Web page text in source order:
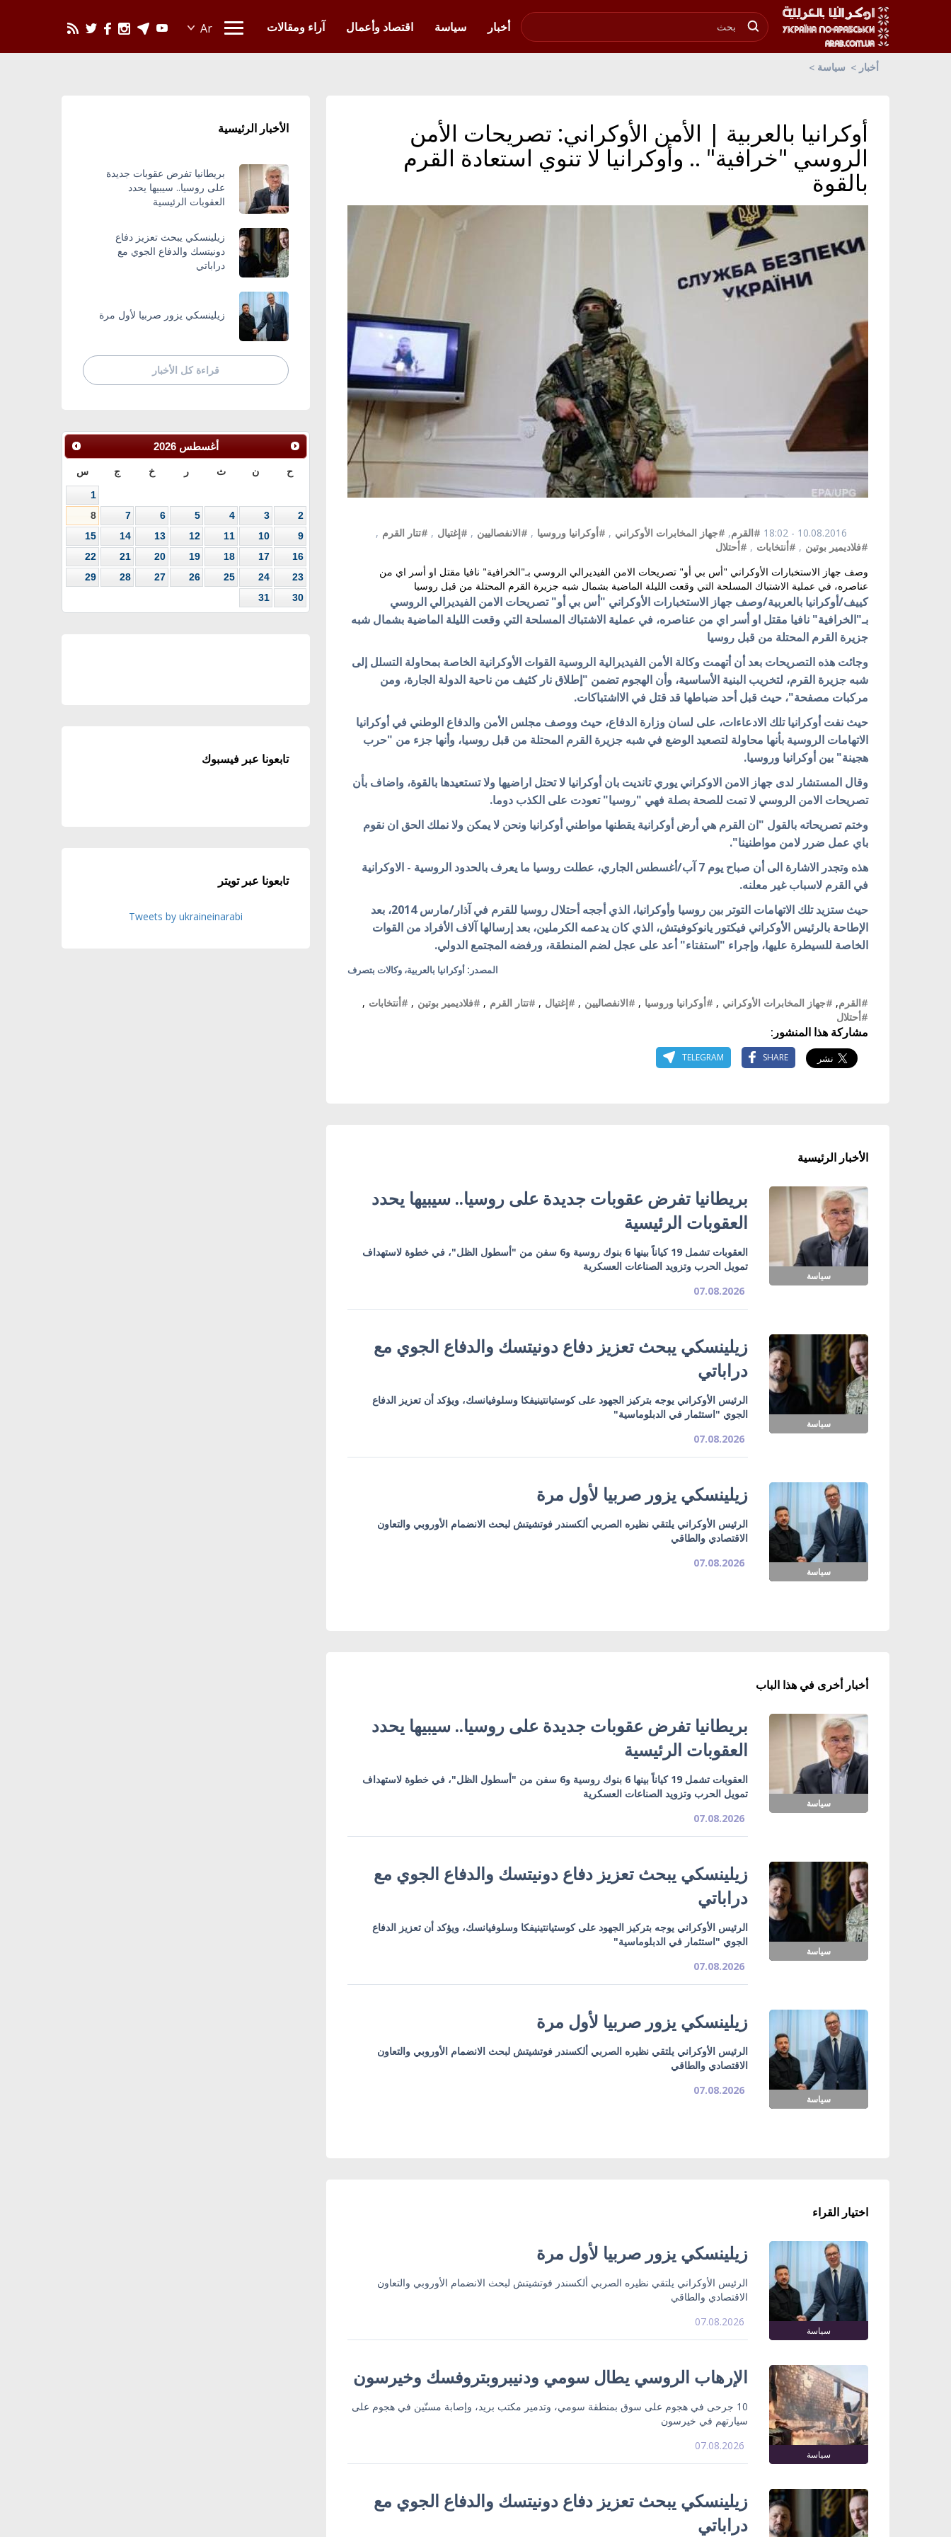
أخبار
سياسة اقتصاد وأعمال آراء ومقالات
أخبار سياسة
أوكرانيا بالعربية | الأمن الأوكراني: تصريحات الأمن
الروسي "خرافية" .. وأوكرانيا لا تنوي استعادة القرم
بالقوة
10.08.2016 - 18:02 #القرم, #جهاز المخابرات الأوكراني , #أوكرانيا وروسيا , #الانفصاليين , #إغتيال , #تتار القرم ,
#فلاديمير بوتين , #أنتخابات , #أحتلال
وصف جهاز الاستخبارات الأوكراني "أس بي أو" تصريحات الامن الفيديرالي الروسي بـ"الخرافية" نافيا مقتل او أسر اي من
عناصره، في عملية الاشتباك المسلحة التي وقعت الليلة الماضية بشمال شبه جزيرة القرم المحتلة من قبل روسيا
كييف/أوكرانيا بالعربية/وصف جهاز الاستخبارات الأوكراني "أس بي أو" تصريحات الامن الفيديرالي الروسي
بـ"الخرافية" نافيا مقتل او أسر اي من عناصره، في عملية الاشتباك المسلحة التي وقعت الليلة الماضية بشمال شبه
جزيرة القرم المحتلة من قبل روسيا
وجائت هذه التصريحات بعد أن أتهمت وكالة الأمن الفيديرالية الروسية القوات الأوكرانية الخاصة بمحاولة التسلل إلى
شبه جزيرة القرم، لتخريب البنية الأساسية، وأن الهجوم تضمن "إطلاق نار كثيف من ناحية الدولة الجارة، ومن
مركبات مصفحة"، حيث قبلأحد ضباطها قد قتل في الااشتباكات.
حيث نفت أوكرانيا تلك الادعاءات، على لسان وزارة الدفاع، حيث ووصف مجلس الأمن والدفاع الوطني في أوكرانيا
الاتهامات الروسية بأنها محاولة لتصعيد الوضع في شبه جزيرة القرم المحتلة من قبل روسيا، وأنها جزء من "حرب
هجينة" بين أوكرانيا وروسيا.
وقال المستشار لدى جهاز الامن الاوكراني يوري تانديت بان أوكرانيا لا تحتل اراضيها ولا تستعيدها بالقوة، واضاف بأن
تصريحات الامن الروسي لا تمت للصحة بصلة فهي "روسيا" تعودت على الكذب دوما.
وختم تصريحاته بالقول "ان القرم هي أرض أوكرانية يقطنها مواطني أوكرانيا ونحن لا يمكن ولا نملك الحق ان نقوم
باي عمل ضرر لامن مواطنينا".
هذه وتجدر الاشارة الى أن صباح يوم 7 آب/أغسطس الجاري، عطلت روسيا ما يعرف بالحدود الروسية - الاوكرانية
في القرم لاسباب غير معلنه.
حيث ستزيد تلك الاتهامات التوتر بين روسيا وأوكرانيا، الذي أججه أحتلال روسيا للقرم في آذار/مارس 2014، بعد
الإطاحة بالرئيس الأوكراني فيكتور يانوكوفيتش، الذي كان يدعمه الكرملين، بعد إرسالها آلاف الأفراد من القوات
الخاصة للسيطرة عليها، وإجراء "استفتاء" أعد على عجل لضم المنطقة، ورفضه المجتمع الدولي.
المصدر: أوكرانيا بالعربية، وكالات بتصرف
#القرم, #جهاز المخابرات الأوكراني , #أوكرانيا وروسيا , #الانفصاليين , #إغتيال , #تتار القرم , #فلاديمير بوتين , #أنتخابات ,
#أحتلال
مشاركة هذا المنشور:
SHARE
TELEGRAM
الأخبار الرئيسية
سياسة
بريطانيا تفرض عقوبات جديدة على روسيا.. سيبيها يحدد
العقوبات الرئيسية
العقوبات تشمل 19 كياناً بينها 6 بنوك روسية و6 سفن من "أسطول الظل"، في خطوة لاستهداف
تمويل الحرب وتزويد الصناعات العسكرية
07.08.2026
سياسة
زيلينسكي يبحث تعزيز دفاع دونيتسك والدفاع الجوي مع
دراباتي
الرئيس الأوكراني يوجه بتركيز الجهود على كوستيانتينيفكا وسلوفيانسك، ويؤكد أن تعزيز الدفاع
الجوي "استثمار في الدبلوماسية"
07.08.2026
سياسة
زيلينسكي يزور صربيا لأول مرة
الرئيس الأوكراني يلتقي نظيره الصربي ألكسندر فوتشيتش لبحث الانضمام الأوروبي والتعاون
الاقتصادي والطاقي
07.08.2026
أخبار أخرى في هذا الباب
سياسة
بريطانيا تفرض عقوبات جديدة على روسيا.. سيبيها يحدد
العقوبات الرئيسية
العقوبات تشمل 19 كياناً بينها 6 بنوك روسية و6 سفن من "أسطول الظل"، في خطوة لاستهداف
تمويل الحرب وتزويد الصناعات العسكرية
07.08.2026
سياسة
زيلينسكي يبحث تعزيز دفاع دونيتسك والدفاع الجوي مع
دراباتي
الرئيس الأوكراني يوجه بتركيز الجهود على كوستيانتينيفكا وسلوفيانسك، ويؤكد أن تعزيز الدفاع
الجوي "استثمار في الدبلوماسية"
07.08.2026
سياسة
زيلينسكي يزور صربيا لأول مرة
الرئيس الأوكراني يلتقي نظيره الصربي ألكسندر فوتشيتش لبحث الانضمام الأوروبي والتعاون
الاقتصادي والطاقي
07.08.2026
اختيار القراء
سياسة
زيلينسكي يزور صربيا لأول مرة
الرئيس الأوكراني يلتقي نظيره الصربي ألكسندر فوتشيتش لبحث الانضمام الأوروبي والتعاون
الاقتصادي والطاقي
07.08.2026
سياسة
الإرهاب الروسي يطال سومي ودنيبروبتروفسك وخيرسون
10 جرحى في هجوم على سوق بمنطقة سومي، وتدمير مكتب بريد، وإصابة مسنّين في هجوم على
سيارتهم في خيرسون
07.08.2026
زيلينسكي يبحث تعزيز دفاع دونيتسك والدفاع الجوي مع
دراباتي
الأخبار الرئيسية
بريطانيا تفرض عقوبات جديدة
على روسيا.. سيبيها يحدد
العقوبات الرئيسية
زيلينسكي يبحث تعزيز دفاع
دونيتسك والدفاع الجوي مع
دراباتي
زيلينسكي يزور صربيا لأول مرة
قراءة كل الأخبار
أغسطس 2026
ح ن ث ر خ ج س
1
2
3
4
5
6
7
8
9
10
11
12
13
14
15
16
17
18
19
20
21
22
23
24
25
26
27
28
29
30
31
تابعونا عبر فيسبوك
تابعونا عبر تويتر
Tweets by ukraineinarabi